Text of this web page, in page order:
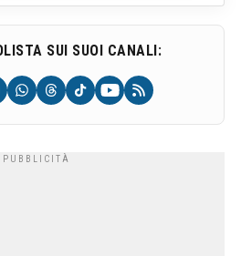
SUI SUOI CANALI: